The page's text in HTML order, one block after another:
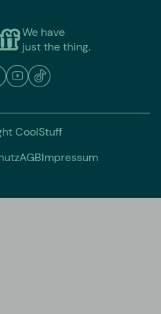
We have
just the thing.
CoolStuff
AGBImpressum